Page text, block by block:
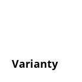
Varianty